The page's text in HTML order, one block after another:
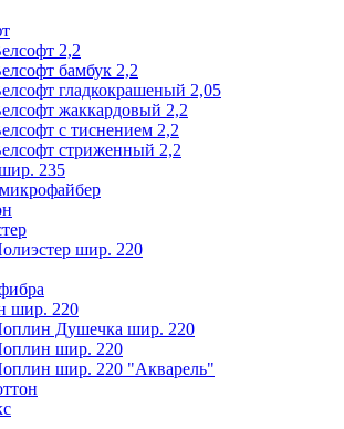
2,2
бамбук 2,2
гладкокрашеный 2,05
жаккардовый 2,2
с тиснением 2,2
стриженный 2,2
235
шир. 220
шир. 220
Душечка шир. 220
шир. 220
шир. 220 "Акварель"